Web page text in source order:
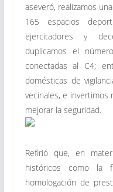
aseveró, realizamos
165 espacios
ejercitadores y
duplicamos el
conectadas al C4;
domésticas de
vecinales, e invertimos
mejorar la seguridad.
Refirió que, en
históricos como la
homologación de